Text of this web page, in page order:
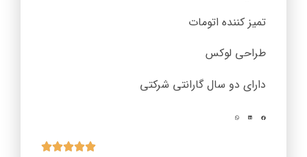
تمیز کننده اتومات
طراحی لوکس
دارای دو سال گارانتی شرکتی